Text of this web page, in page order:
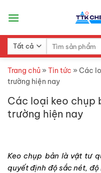
Search
Trang chủ » Tin tức » Các
trường hiện nay
Các loại keo chụp
trường hiện nay
Keo chụp bản là vật tư
quyết định độ sắc nét,